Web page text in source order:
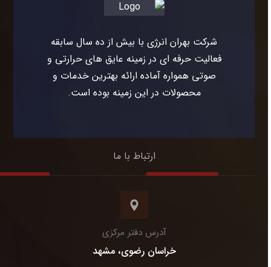
شرکت بهران انرژی با بیش از ده سال سابقه
فعالیت حرفه ای در زمینه عایق های حرارتی و
صوتی همواره آماده ارائه بهترین خدمات و
محصولات در این زمینه بوده است.
ارتباط با ما
آدرس دفتر مرکزی
خراسان رضوی، مشهد